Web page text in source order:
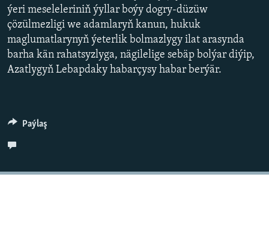
ýeri meseleleriniň ýyllar boýy dogry-düzüw
çözülmezligi we adamlaryň kanun, hukuk
maglumatlarynyň ýeterlik bolmazlygy ilat arasynda
barha kän rahatsyzlyga, nägilelige sebäp bolýar diýip,
Azatlygyň Lebapdaky habarçysy habar berýär.
Paýlaş